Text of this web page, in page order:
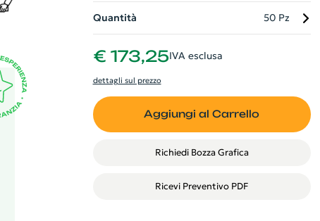
Quantità 50 Pz
€ 173,25IVA esclusa
dettagli sul prezzo
Aggiungi al Carrello
Richiedi Bozza Grafica
Ricevi Preventivo PDF